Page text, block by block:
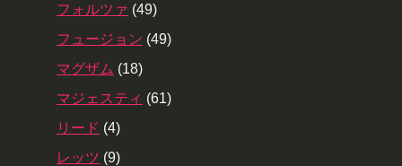
フォルツァ (49)
フュージョン (49)
マグザム (18)
マジェスティ (61)
リード (4)
レッツ (9)